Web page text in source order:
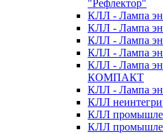
"Рефлектор"
КЛЛ - Лампа
КЛЛ - Лампа
КЛЛ - Лампа
КЛЛ - Лампа
КЛЛ - Лампа
КОМПАКТ
КЛЛ - Лампа
КЛЛ
КЛЛ
КЛЛ